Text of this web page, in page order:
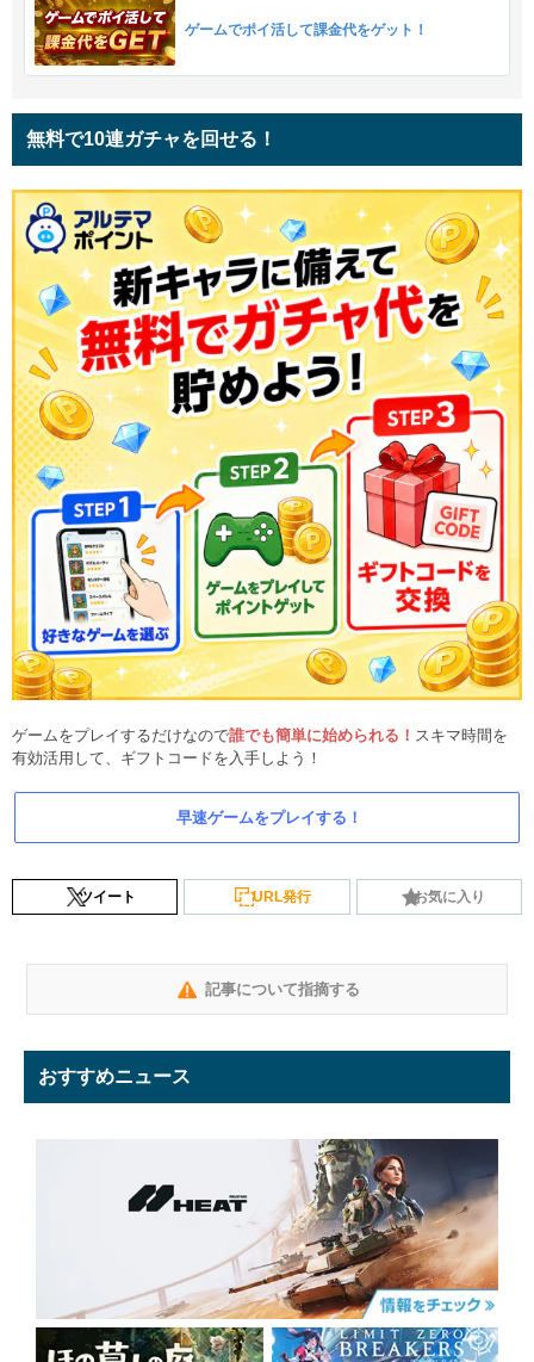
ゲームでポイ活して課金代をゲット！
無料で10連ガチャを回せる！
ゲームをプレイするだけなので誰でも簡単に始められる！ スキマ時間を
有効活用して、ギフトコードを入手しよう！
早速ゲームをプレイする！
ツイート URL発行 お気に入り
記事について指摘する
おすすめニュース